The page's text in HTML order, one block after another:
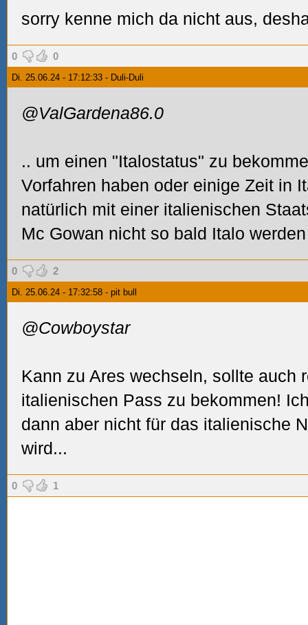
sorry kenne mich da nicht aus,
0 0
Di. 25.06.24 - 17:12:33 - Duli-Duli
@ValGardena86.0
.. um einen "Italostatus" zu
Vorfahren haben oder einige Zeit in
natürlich mit einer italienischen
Mc Gowan nicht so bald Italo werden
0 2
Di. 25.06.24 - 17:32:58 - pit bull
@Cowboystar
Kann zu Ares wechseln, sollte auch
italienischen Pass zu bekommen!
dann aber nicht für das italienische
wird...
0 1